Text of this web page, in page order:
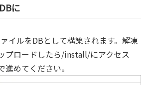
に
イルをDBとして構築されます。解凍
プロードしたら/install/にアクセス
進めてください。